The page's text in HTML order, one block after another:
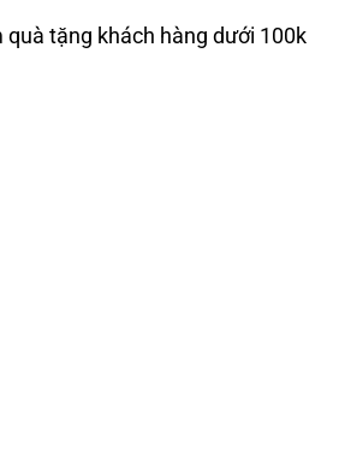
quà tặng khách hàng dưới 100k